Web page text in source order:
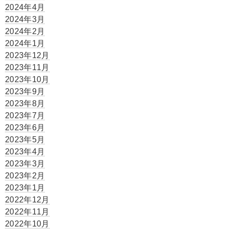
2024年4月
2024年3月
2024年2月
2024年1月
2023年12月
2023年11月
2023年10月
2023年9月
2023年8月
2023年7月
2023年6月
2023年5月
2023年4月
2023年3月
2023年2月
2023年1月
2022年12月
2022年11月
2022年10月